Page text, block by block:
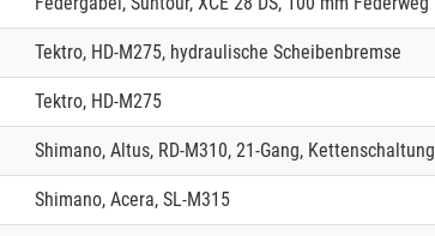
Tektro, HD-M275, hydraulische Scheibenbremse
Tektro, HD-M275
Shimano, Altus, RD-M310, 21-Gang, Kettenschaltung
Shimano, Acera, SL-M315